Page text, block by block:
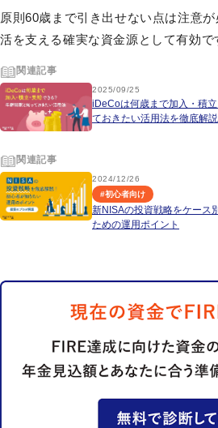
原則60歳まで引き出せない点は注意
活を支える確実な資金源として有効で
関連記事
2025/09/25
iDeCoは何歳まで加入・積
ておきたい活用法を徹底解説
関連記事
2024/12/26
#初心者向け
新NISAの投資戦略をケース
ための運用ポイント